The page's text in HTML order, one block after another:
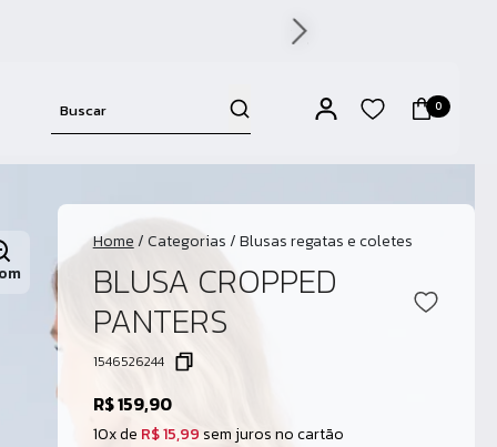
0
Home/Categorias/Blusas regatas e coletes
BLUSA CROPPED
PANTERS
1546526244
R$ 159,90
10x de R$ 15,99sem juros no cartão